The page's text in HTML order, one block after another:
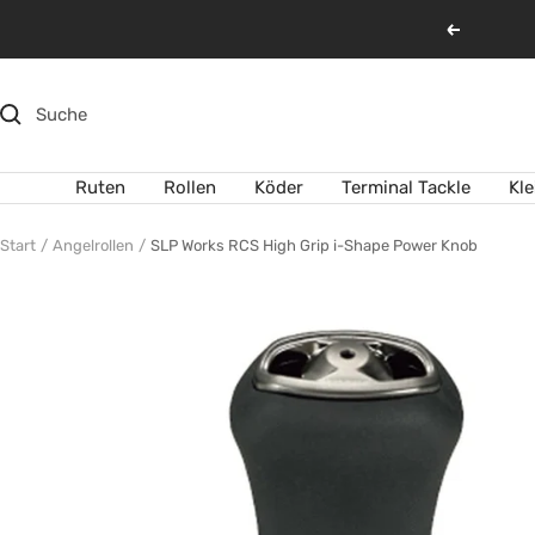
Zurück
Ruten Rollen Köder Terminal Tackle
Start Angelrollen SLP Works RCS High Grip i-Shape Power Knob